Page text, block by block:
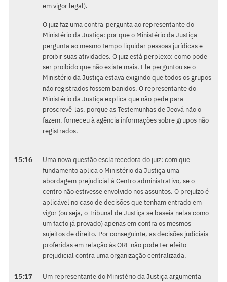
em vigor legal).
O juiz faz uma contra-pergunta ao representante do
Ministério da Justiça: por que o Ministério da Justiça
pergunta ao mesmo tempo liquidar pessoas jurídicas e
proibir suas atividades. O juiz está perplexo: como pode
ser proibido que não existe mais. Ele perguntou se o
Ministério da Justiça estava exigindo que todos os grupos
não registrados fossem banidos. O representante do
Ministério da Justiça explica que não pede para
proscrevê-las, porque as Testemunhas de Jeová não o
fazem. forneceu à agência informações sobre grupos não
registrados.
15:16
Uma nova questão esclarecedora do juiz: com que
fundamento aplica o Ministério da Justiça uma
abordagem prejudicial à Centro administrativo, se o
centro não estivesse envolvido nos assuntos. O prejuízo é
aplicável no caso de decisões que tenham entrado em
vigor (ou seja, o Tribunal de Justiça se baseia nelas como
um facto já provado) apenas em contra os mesmos
sujeitos de direito. Por conseguinte, as decisões judiciais
proferidas em relação às ORL não pode ter efeito
prejudicial contra uma organização centralizada.
15:17
Um representante do Ministério da Justiça argumenta